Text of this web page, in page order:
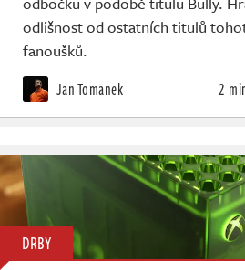
odlišnost od ostatních titulů
fanoušků.
Jan Tomanek 2
DRBY